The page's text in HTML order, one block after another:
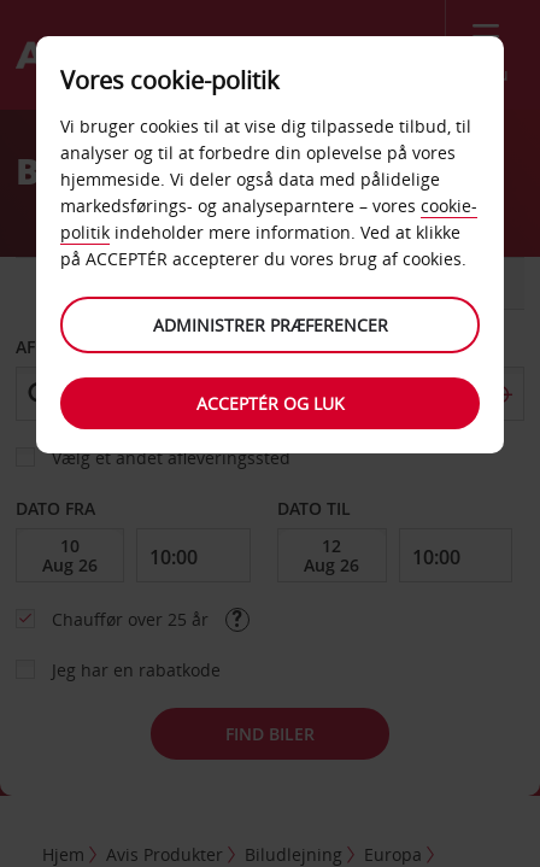
Menu
Welcome
AvisBilleje i Barcelona
AFHENT FRA
Vælg et andet afleveringssted
DATO FRA DATO TIL
Chauffør over 25 år
Jeg har en rabatkode
FIND BILER
Hjem Avis Produkter Biludlejning
Europa
Vores cookie-politik
Vi bruger cookies til at vise dig tilpassede tilbud, til
analyser og til at forbedre din oplevelse på vores
hjemmeside. Vi deler også data med pålidelige
markedsførings- og analyseparntere – vores cookie-
politik indeholder mere information. Ved at klikke
på ACCEPTÉR accepterer du vores brug af cookies.
ADMINISTRER PRÆFERENCER
ACCEPTÉR OG LUK